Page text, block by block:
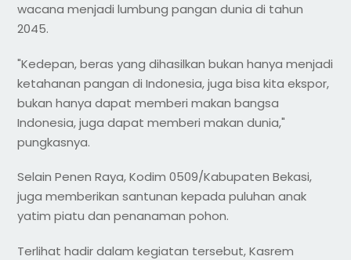
wacana menjadi lumbung pangan dunia di tahun
2045.
"Kedepan, beras yang dihasilkan bukan hanya menjadi
ketahanan pangan di Indonesia, juga bisa kita ekspor,
bukan hanya dapat memberi makan bangsa
Indonesia, juga dapat memberi makan dunia,"
pungkasnya.
Selain Penen Raya, Kodim 0509/Kabupaten Bekasi,
juga memberikan santunan kepada puluhan anak
yatim piatu dan penanaman pohon.
Terlihat hadir dalam kegiatan tersebut, Kasrem